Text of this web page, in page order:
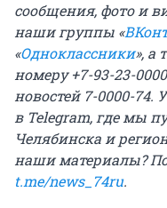
сообщения, фото и
наши группы «
«Одноклассники», а
номеру +7-93-23-
новостей 7-0000-74.
в Telegram, где мы
Челябинска и
наши материалы?
t.me/news_74ru.